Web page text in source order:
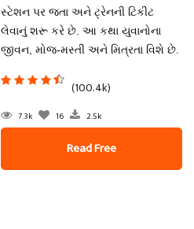
સ્ટેશન પર જતા અને ટ્રેનની ટિકીટ
લેવાનું શરૂ કરે છે. આ કથા યુવાનોના
જીવન, મોજ-મસ્તી અને મિત્રતા વિશે છે.
(100.4k)
7.3k 16 2.5k
Read Free